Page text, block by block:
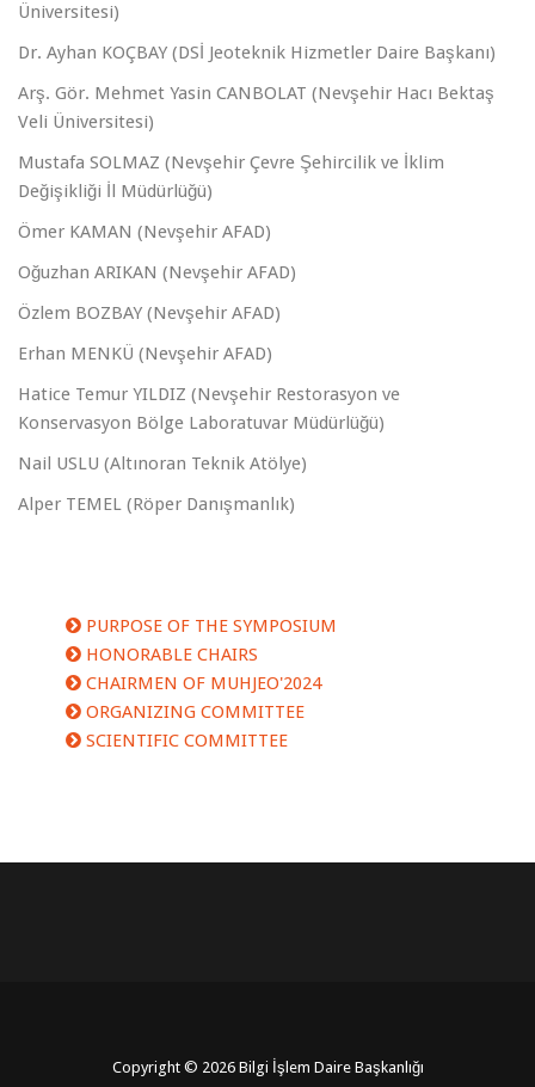
Üniversitesi)
Dr. Ayhan KOÇBAY (DSİ Jeoteknik Hizmetler Daire Başkanı)
Arş. Gör. Mehmet Yasin CANBOLAT (Nevşehir Hacı Bektaş
Veli Üniversitesi)
Mustafa SOLMAZ (Nevşehir Çevre Şehircilik ve İklim
Değişikliği İl Müdürlüğü)
Ömer KAMAN (Nevşehir AFAD)
Oğuzhan ARIKAN (Nevşehir AFAD)
Özlem BOZBAY (Nevşehir AFAD)
Erhan MENKÜ (Nevşehir AFAD)
Hatice Temur YILDIZ (Nevşehir Restorasyon ve
Konservasyon Bölge Laboratuvar Müdürlüğü)
Nail USLU (Altınoran Teknik Atölye)
Alper TEMEL (Röper Danışmanlık)
PURPOSE OF THE SYMPOSIUM
HONORABLE CHAIRS
CHAIRMEN OF MUHJEO'2024
ORGANIZING COMMITTEE
SCIENTIFIC COMMITTEE
Copyright © 2026 Bilgi İşlem Daire Başkanlığı